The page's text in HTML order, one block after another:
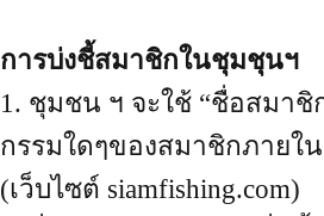
การบ่งชี้สมาชิกในชุมชุนฯ
1. ชุมชน ฯ จะใช้ “ชื่อสมาชิ
กรรมใดๆของสมาชิกภาย
(เว็บไซต์ siamfishing.com)